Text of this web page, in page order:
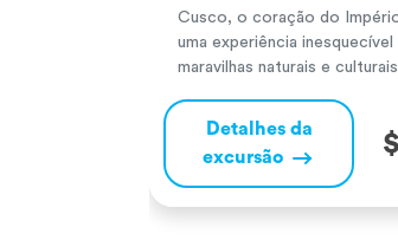
Cusco, o coração do
uma experiência inesquecível
maravilhas naturais e
arqueológicos e paisagens
Picchu, a famosa cidadela
seu misticismo e vistas de
sendo uma das Sete
Detalhes da
excursão